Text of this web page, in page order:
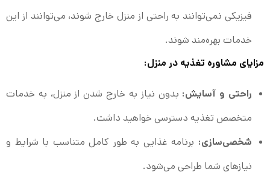
فیزیکی نمی‌توانند به راحتی از منزل خارج شوند، می‌توانند از این
خدمات بهره‌مند شوند.
مزایای مشاوره تغذیه در منزل:
راحتی و آسایش:بدون نیاز به خارج شدن از منزل، به خدمات
متخصص تغذیه دسترسی خواهید داشت.
شخصی‌سازی:برنامه غذایی به طور کامل متناسب با شرایط و
نیازهای شما طراحی می‌شود.